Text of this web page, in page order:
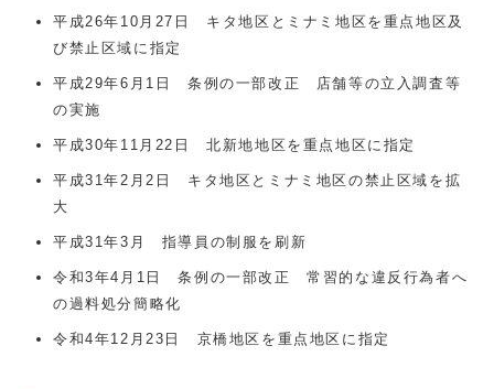
平成26年10月27日 キタ地区とミナミ地区を重点地区及
び禁止区域に指定
平成29年6月1日 条例の一部改正 店舗等の立入調査等
の実施
平成30年11月22日 北新地地区を重点地区に指定
平成31年2月2日 キタ地区とミナミ地区の禁止区域を拡
大
平成31年3月 指導員の制服を刷新
令和3年4月1日 条例の一部改正 常習的な違反行為者へ
の過料処分簡略化
令和4年12月23日 京橋地区を重点地区に指定